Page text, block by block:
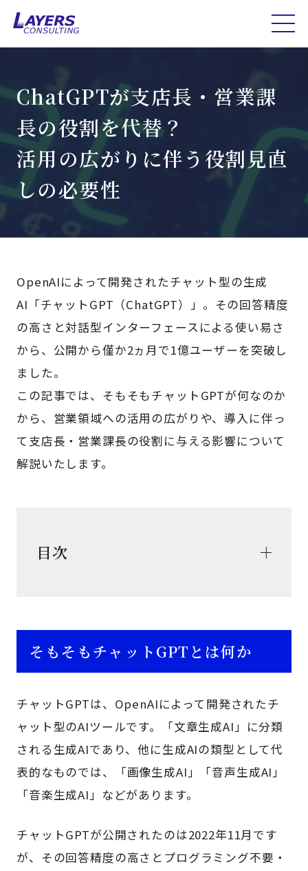
ChatGPTが支店長・営業課
長の役割を代替？
活用の広がりに伴う役割見直
しの必要性
OpenAIによって開発されたチャット型の生成
AI「チャットGPT（ChatGPT）」。その回答精度
の高さと対話型インターフェースによる使い易さ
から、公開から僅か2ヵ月で1億ユーザーを突破し
ました。
この記事では、そもそもチャットGPTが何なのか
から、営業領域への活用の広がりや、導入に伴っ
て支店長・営業課長の役割に与える影響について
解説いたします。
目次
そもそもチャットGPTとは何か
チャットGPTは、OpenAIによって開発されたチ
ャット型のAIツールです。「文章生成AI」に分類
される生成AIであり、他に生成AIの類型として代
表的なものでは、「画像生成AI」「音声生成AI」
「音楽生成AI」などがあります。
チャットGPTが公開されたのは2022年11月です
が、その回答精度の高さとプログラミング不要・